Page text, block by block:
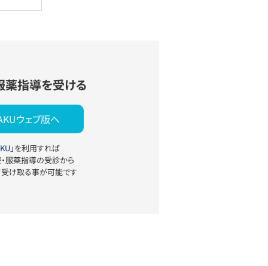
薬指導を受ける
ウェブ版へ
」を利用すれば
服薬指導の受診から
け取る事が可能です